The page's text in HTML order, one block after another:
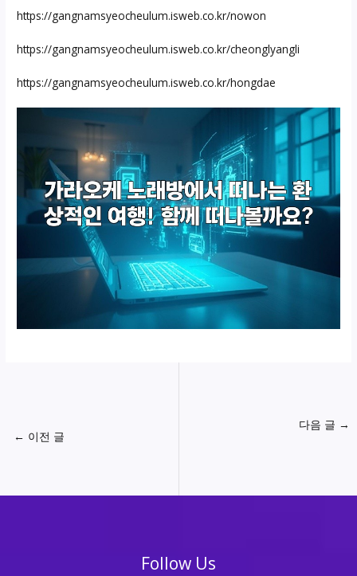
https://gangnamsyeocheulum.isweb.co.kr/nowon
https://gangnamsyeocheulum.isweb.co.kr/cheonglyangli
https://gangnamsyeocheulum.isweb.co.kr/hongdae
← 이전 글
다음 글 →
Follow Us